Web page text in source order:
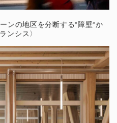
ンの地区を分断する"障壁"か
ンシス〉